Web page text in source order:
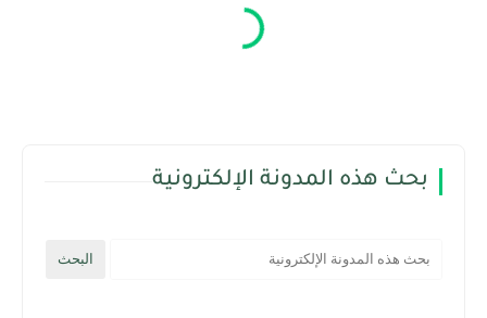
بحث هذه المدونة الإلكترونية